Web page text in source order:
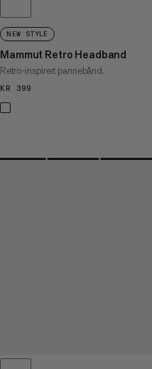
NEW STYLE
Mammut Retro Headband
Retro-inspirert pannebånd.
KR 399